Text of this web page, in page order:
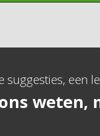
suggesties, een
weten,